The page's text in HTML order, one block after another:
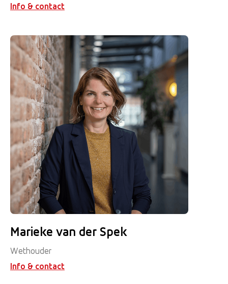
Info & contact
Marieke van der Spek
Wethouder
Info & contact